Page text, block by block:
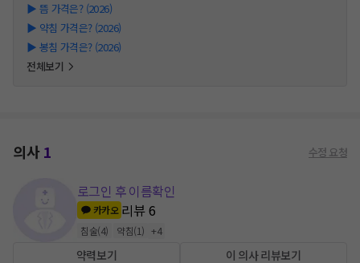
▶ 뜸 가격은? (2026)
▶ 약침 가격은? (2026)
▶ 봉침 가격은? (2026)
전체보기
의사1 수정 요청
로그인 후 이름확인
카카오 리뷰6
침술(4) 약침(1) +4
약력보기 이 의사 리뷰보기